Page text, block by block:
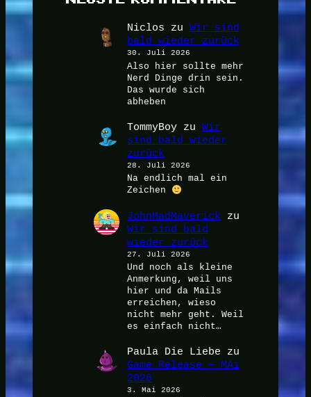
Niclos zuWir sind
bald wieder zurück
30. Juli 2026
Also hier sollte mehr
Nerd Dinge drin sein.
Das wurde sich
abheben
TommyBoy zuWir
sind bald wieder
zurück
28. Juli 2026
Na endlich mal ein
Zeichen
JohnMadMaverick zu
Wir sind bald
wieder zurück
27. Juli 2026
Und noch als kleine
Anmerkung, weil uns
hier und da Mails
erreichen, wieso
nicht mehr geht. Weil
es einfach nicht…
Paula Die Liebe zu
Game Release – MAi
2026
3. Mai 2026